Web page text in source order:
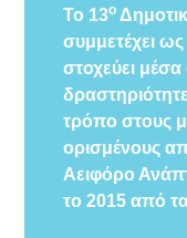
Το 13ο
συμμετέχει
στοχεύει
τρόπο στους
ορισμένους
Αειφόρο
το 2015 από